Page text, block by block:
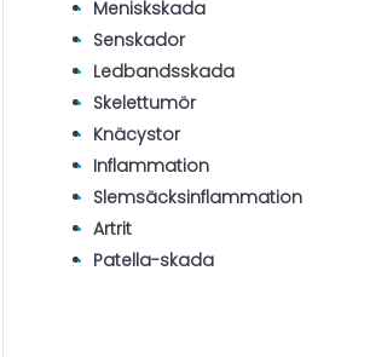
Meniskskada
Senskador
Ledbandsskada
Skelettumör
Knäcystor
Inflammation
Slemsäcksinflammation
Artrit
Patella-skada